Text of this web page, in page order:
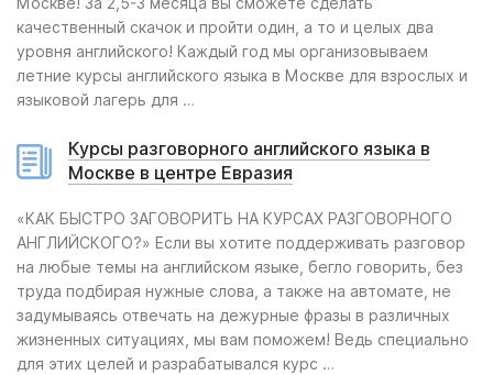
Москве! За 2,5-3 месяца вы сможете сделать
качественный скачок и пройти один, а то и целых два
уровня английского! Каждый год мы организовываем
летние курсы английского языка в Москве для взрослых и
языковой лагерь для …
Курсы разговорного английского языка в
Москве в центре Евразия
«КАК БЫСТРО ЗАГОВОРИТЬ НА КУРСАХ РАЗГОВОРНОГО
АНГЛИЙСКОГО?» Если вы хотите поддерживать разговор
на любые темы на английском языке, бегло говорить, без
труда подбирая нужные слова, а также на автомате, не
задумываясь отвечать на дежурные фразы в различных
жизненных ситуациях, мы вам поможем! Ведь специально
для этих целей и разрабатывался курс …